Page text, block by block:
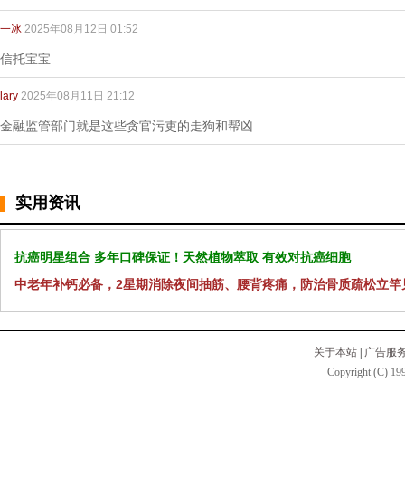
一冰 2025年08月12日 01:52
信托宝宝
lary 2025年08月11日 21:12
金融监管部门就是这些贪官污吏的走狗和帮凶
实用资讯
抗癌明星组合 多年口碑保证！天然植物萃取 有效对抗癌细胞
中老年补钙必备，2星期消除夜间抽筋、腰背疼痛，防治骨质疏松立竿
关于本站
广告服
Copyright (C)